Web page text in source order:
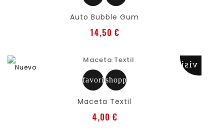
Auto Bubble Gum
14,50 €Precio
Nuevo
favoriteshopping_cart
visibility
Maceta Textil
4,00 €Precio